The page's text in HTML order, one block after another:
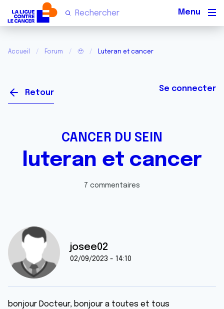
Accueil Forum 🥹 Luteran et cancer
Retour Se connecter
CANCER DU SEIN
luteran et cancer
7 commentaires
josee02
02/09/2023 - 14:10
bonjour Docteur, bonjour a toutes et tous